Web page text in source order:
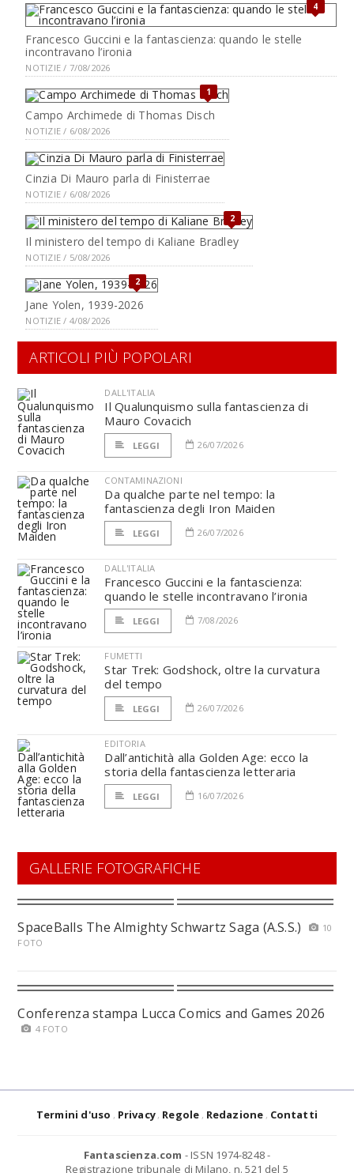
4
Francesco Guccini e la fantascienza: quando le stelle
incontravano l’ironia
NOTIZIE / 7/08/2026
1
Campo Archimede di Thomas Disch
NOTIZIE / 6/08/2026
Cinzia Di Mauro parla di Finisterrae
NOTIZIE / 6/08/2026
2
Il ministero del tempo di Kaliane Bradley
NOTIZIE / 5/08/2026
2
Jane Yolen, 1939-2026
NOTIZIE / 4/08/2026
ARTICOLI PIÙ POPOLARI
DALL'ITALIA
Il Qualunquismo sulla fantascienza di
Mauro Covacich
LEGGI 26/07/2026
CONTAMINAZIONI
Da qualche parte nel tempo: la
fantascienza degli Iron Maiden
LEGGI 26/07/2026
DALL'ITALIA
Francesco Guccini e la fantascienza:
quando le stelle incontravano l’ironia
LEGGI 7/08/2026
FUMETTI
Star Trek: Godshock, oltre la curvatura
del tempo
LEGGI 26/07/2026
EDITORIA
Dall’antichità alla Golden Age: ecco la
storia della fantascienza letteraria
LEGGI 16/07/2026
GALLERIE FOTOGRAFICHE
SpaceBalls The Almighty Schwartz Saga (A.S.S.)
10
FOTO
Conferenza stampa Lucca Comics and Games 2026
4 FOTO
Termini d'uso Privacy Regole Redazione Contatti
Fantascienza.com - ISSN 1974-8248 -
Registrazione tribunale di Milano, n. 521 del 5